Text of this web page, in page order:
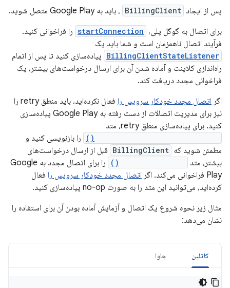
پس از ایجاد BillingClient ، باید به Google Play متصل شوید.
برای اتصال به گوگل پلی، startConnection را فراخوانی کنید.
فرآیند اتصال ناهمزمان است و شما باید یک
BillingClientStateListener پیاده‌سازی کنید تا پس از اتمام
راه‌اندازی کلاینت و آماده شدن آن برای ارسال درخواست‌های بیشتر، یک
فراخوانی مجدد دریافت کند.
اگر اتصال مجدد خودکار سرویس را
فعال نکرده‌اید، باید منطق retry را
نیز برای مدیریت اتصالات از دست رفته به Google Play پیاده‌سازی
کنید. برای پیاده‌سازی منطق retry، متد
را بازنویسی کنید و
مطمئن شوید که BillingClient قبل از ارسال درخواست‌های
بیشتر، متد
را برای اتصال مجدد به Google
Play فراخوانی می‌کند. اگر
اتصال مجدد خودکار سرویس را فعال
کرده‌اید، می‌توانید این متد را به صورت no-op پیاده‌سازی کنید.
مثال زیر نحوه شروع یک اتصال و آزمایش آماده بودن آن برای استفاده را
نشان می‌دهد:
کاتلین جاوا